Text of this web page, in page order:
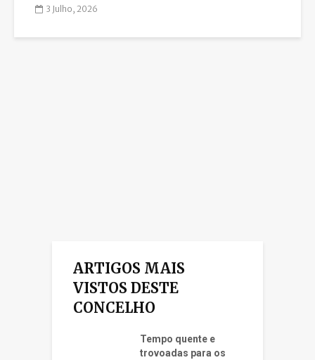
3 Julho, 2026
ARTIGOS MAIS
VISTOS DESTE
CONCELHO
Tempo quente e
trovoadas para os